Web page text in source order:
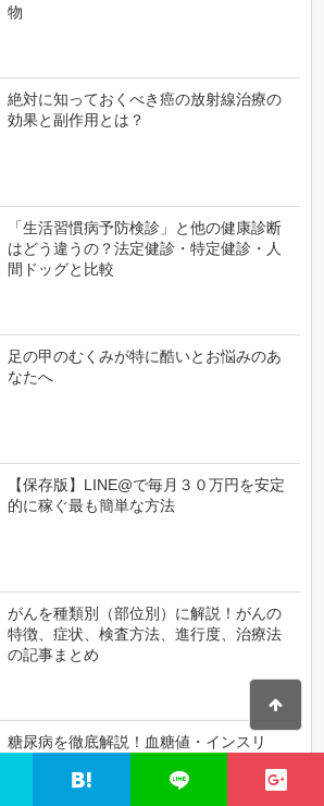
物
絶対に知っておくべき癌の放射線治療の
効果と副作用とは？
「生活習慣病予防検診」と他の健康診断
はどう違うの？法定健診・特定健診・人
間ドッグと比較
足の甲のむくみが特に酷いとお悩みのあ
なたへ
【保存版】LINE@で毎月３０万円を安定
的に稼ぐ最も簡単な方法
がんを種類別（部位別）に解説！がんの
特徴、症状、検査方法、進行度、治療法
の記事まとめ
糖尿病を徹底解説！血糖値・インスリ
療法の記事まとめ